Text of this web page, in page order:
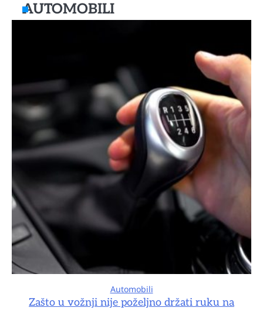
AUTOMOBILI
Automobili
Zašto u vožnji nije poželjno držati ruku na